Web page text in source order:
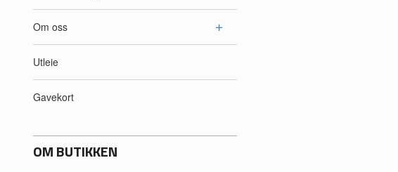
Om oss
Utleie
Gavekort
OM BUTIKKEN